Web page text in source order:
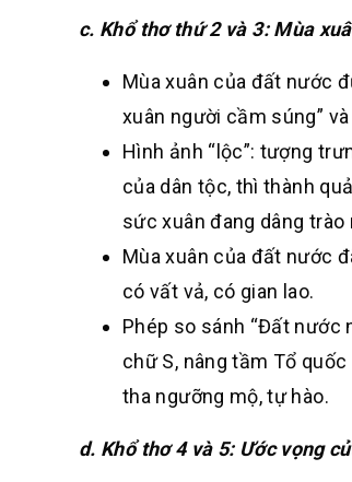
c. Khổ thơ thứ 2 và 3: Mùa
Mùa xuân của đất nước
xuân người cầm súng”
Hình ảnh “lộc”: tượng
của dân tộc, thì thành
sức xuân đang dâng
Mùa xuân của đất nước
có vất vả, có gian lao.
Phép so sánh “Đất nước
chữ S, nâng tầm Tổ
tha ngưỡng mộ, tự hào.
d. Khổ thơ 4 và 5: Ước vọng